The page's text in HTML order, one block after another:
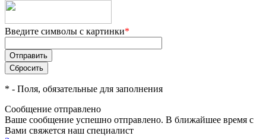
Введите символы с картинки*
* - Поля, обязательные для заполнения
Сообщение отправлено
Ваше сообщение успешно отправлено. В ближайшее время с
Вами свяжется наш специалист